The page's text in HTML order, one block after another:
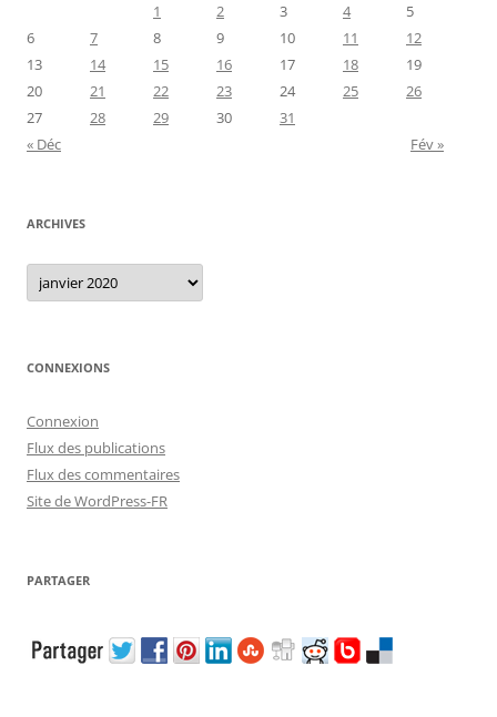
1
2 3 4
5
6
7 8 9 10 11
12
13
14 15 16 17 18
19
20
21 22 23 24 25
26
27
28 29 30
31
« Déc
Fév »
ARCHIVES
Archives
CONNEXIONS
Connexion
Flux des publications
Flux des commentaires
Site de WordPress-FR
PARTAGER